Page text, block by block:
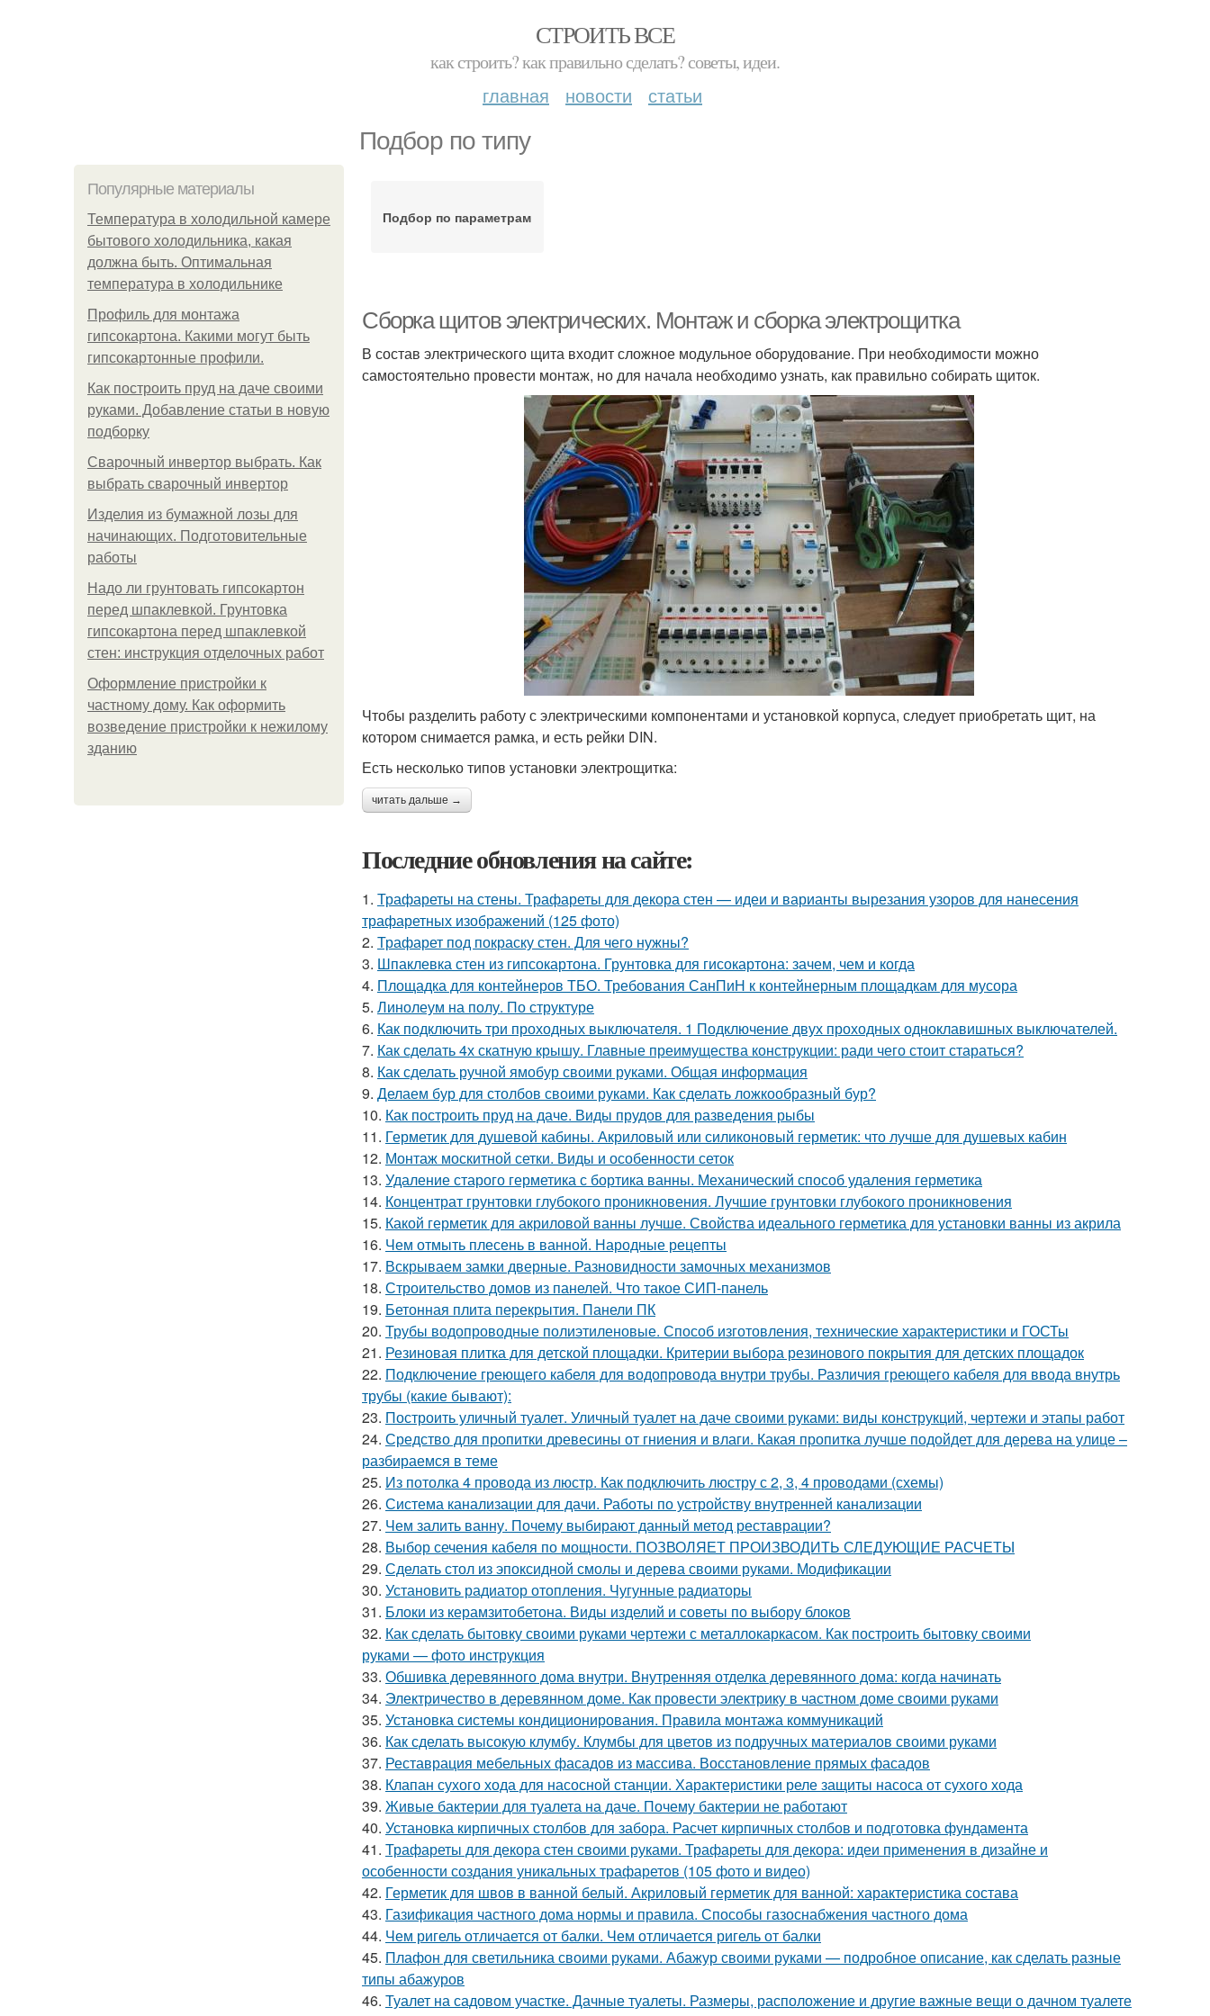
СТРОИТЬ ВСЕ
как строить? как правильно сделать? советы, идеи.
главная новости статьи
Подбор по типу
Популярные материалы
Температура в холодильной камере
бытового холодильника, какая
должна быть. Оптимальная
температура в холодильнике
Профиль для монтажа
гипсокартона. Какими могут быть
гипсокартонные профили.
Как построить пруд на даче своими
руками. Добавление статьи в новую
подборку
Сварочный инвертор выбрать. Как
выбрать сварочный инвертор
Изделия из бумажной лозы для
начинающих. Подготовительные
работы
Надо ли грунтовать гипсокартон
перед шпаклевкой. Грунтовка
гипсокартона перед шпаклевкой
стен: инструкция отделочных работ
Оформление пристройки к
частному дому. Как оформить
возведение пристройки к нежилому
зданию
Подбор по параметрам
Сборка щитов электрических. Монтаж и сборка электрощитка
В состав электрического щита входит сложное модульное оборудование. При необходимости можно
самостоятельно провести монтаж, но для начала необходимо узнать, как правильно собирать щиток.
Чтобы разделить работу с электрическими компонентами и установкой корпуса, следует приобретать щит, на
котором снимается рамка, и есть рейки DIN.
Есть несколько типов установки электрощитка:
читать дальше →
Последние обновления на сайте:
1. Трафареты на стены. Трафареты для декора стен — идеи и варианты вырезания узоров для нанесения
трафаретных изображений (125 фото)
2. Трафарет под покраску стен. Для чего нужны?
3. Шпаклевка стен из гипсокартона. Грунтовка для гисокартона: зачем, чем и когда
4. Площадка для контейнеров ТБО. Требования СанПиН к контейнерным площадкам для мусора
5. Линолеум на полу. По структуре
6. Как подключить три проходных выключателя. 1 Подключение двух проходных одноклавишных выключателей.
7. Как сделать 4х скатную крышу. Главные преимущества конструкции: ради чего стоит стараться?
8. Как сделать ручной ямобур своими руками. Общая информация
9. Делаем бур для столбов своими руками. Как сделать ложкообразный бур?
10. Как построить пруд на даче. Виды прудов для разведения рыбы
11. Герметик для душевой кабины. Акриловый или силиконовый герметик: что лучше для душевых кабин
12. Монтаж москитной сетки. Виды и особенности сеток
13. Удаление старого герметика с бортика ванны. Механический способ удаления герметика
14. Концентрат грунтовки глубокого проникновения. Лучшие грунтовки глубокого проникновения
15. Какой герметик для акриловой ванны лучше. Свойства идеального герметика для установки ванны из акрила
16. Чем отмыть плесень в ванной. Народные рецепты
17. Вскрываем замки дверные. Разновидности замочных механизмов
18. Строительство домов из панелей. Что такое СИП-панель
19. Бетонная плита перекрытия. Панели ПК
20. Трубы водопроводные полиэтиленовые. Способ изготовления, технические характеристики и ГОСТы
21. Резиновая плитка для детской площадки. Критерии выбора резинового покрытия для детских площадок
22. Подключение греющего кабеля для водопровода внутри трубы. Различия греющего кабеля для ввода внутрь
трубы (какие бывают):
23. Построить уличный туалет. Уличный туалет на даче своими руками: виды конструкций, чертежи и этапы работ
24. Средство для пропитки древесины от гниения и влаги. Какая пропитка лучше подойдет для дерева на улице –
разбираемся в теме
25. Из потолка 4 провода из люстр. Как подключить люстру с 2, 3, 4 проводами (схемы)
26. Система канализации для дачи. Работы по устройству внутренней канализации
27. Чем залить ванну. Почему выбирают данный метод реставрации?
28. Выбор сечения кабеля по мощности. ПОЗВОЛЯЕТ ПРОИЗВОДИТЬ СЛЕДУЮЩИЕ РАСЧЕТЫ
29. Сделать стол из эпоксидной смолы и дерева своими руками. Модификации
30. Установить радиатор отопления. Чугунные радиаторы
31. Блоки из керамзитобетона. Виды изделий и советы по выбору блоков
32. Как сделать бытовку своими руками чертежи с металлокаркасом. Как построить бытовку своими
руками — фото инструкция
33. Обшивка деревянного дома внутри. Внутренняя отделка деревянного дома: когда начинать
34. Электричество в деревянном доме. Как провести электрику в частном доме своими руками
35. Установка системы кондиционирования. Правила монтажа коммуникаций
36. Как сделать высокую клумбу. Клумбы для цветов из подручных материалов своими руками
37. Реставрация мебельных фасадов из массива. Восстановление прямых фасадов
38. Клапан сухого хода для насосной станции. Характеристики реле защиты насоса от сухого хода
39. Живые бактерии для туалета на даче. Почему бактерии не работают
40. Установка кирпичных столбов для забора. Расчет кирпичных столбов и подготовка фундамента
41. Трафареты для декора стен своими руками. Трафареты для декора: идеи применения в дизайне и
особенности создания уникальных трафаретов (105 фото и видео)
42. Герметик для швов в ванной белый. Акриловый герметик для ванной: характеристика состава
43. Газификация частного дома нормы и правила. Способы газоснабжения частного дома
44. Чем ригель отличается от балки. Чем отличается ригель от балки
45. Плафон для светильника своими руками. Абажур своими руками — подробное описание, как сделать разные
типы абажуров
46. Туалет на садовом участке. Дачные туалеты. Размеры, расположение и другие важные вещи о дачном туалете